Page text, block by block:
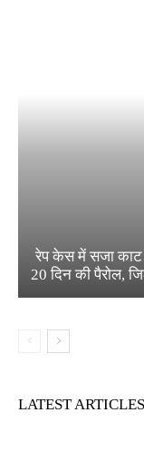
रेप केस में सजा काट
20 दिन की पैरोल,
LATEST ARTICLES